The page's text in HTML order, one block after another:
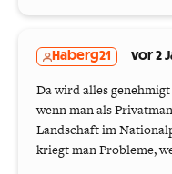
Haberg21 vor 2
Da wird alles
wenn man als
Landschaft im
kriegt man Probleme,